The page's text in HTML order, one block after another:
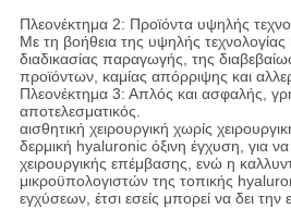
Πλεονέκτημα 2: Προϊόντα υψηλής
Με τη βοήθεια της υψηλής τεχνολογίας
διαδικασίας παραγωγής, της
προϊόντων, καμίας απόρριψης και
Πλεονέκτημα 3: Απλός και ασφαλής,
αποτελεσματικός.
αισθητική χειρουργική χωρίς
δερμική hyaluronic όξινη έγχυση, για
χειρουργικής επέμβασης, ενώ η
μικροϋπολογιστών της τοπικής
εγχύσεων, έτσι εσείς μπορεί να δει